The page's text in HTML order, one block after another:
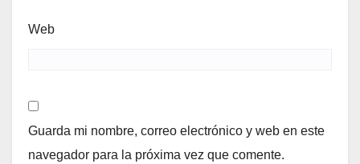
Web
Guarda mi nombre, correo electrónico y web en este
navegador para la próxima vez que comente.